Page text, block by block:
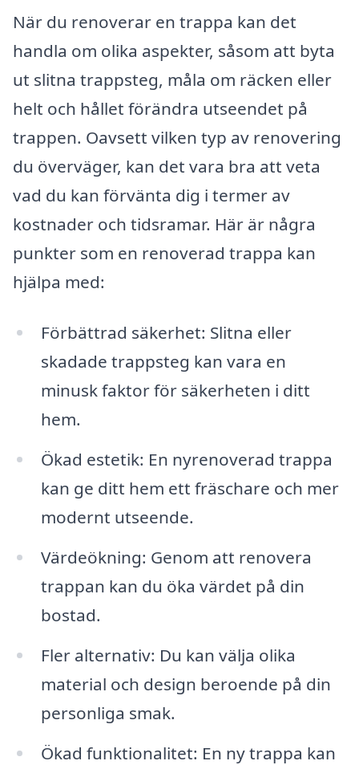
När du renoverar en trappa kan det
handla om olika aspekter, såsom att byta
ut slitna trappsteg, måla om räcken eller
helt och hållet förändra utseendet på
trappen. Oavsett vilken typ av renovering
du överväger, kan det vara bra att veta
vad du kan förvänta dig i termer av
kostnader och tidsramar. Här är några
punkter som en renoverad trappa kan
hjälpa med:
Förbättrad säkerhet: Slitna eller
skadade trappsteg kan vara en
minusk faktor för säkerheten i ditt
hem.
Ökad estetik: En nyrenoverad trappa
kan ge ditt hem ett fräschare och mer
modernt utseende.
Värdeökning: Genom att renovera
trappan kan du öka värdet på din
bostad.
Fler alternativ: Du kan välja olika
material och design beroende på din
personliga smak.
Ökad funktionalitet: En ny trappa kan